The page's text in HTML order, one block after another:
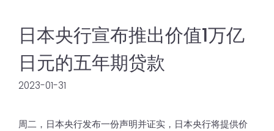
日本央行宣布推出价值1万亿
日元的五年期贷款
2023-01-31
周二，日本央行发布一份声明并证实，日本央行将提供价